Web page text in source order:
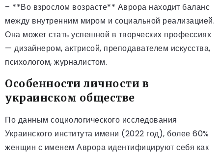
– **Во взрослом возрасте** Аврора находит баланс
между внутренним миром и социальной реализацией.
Она может стать успешной в творческих профессиях
— дизайнером, актрисой, преподавателем искусства,
психологом, журналистом.
Особенности личности в
украинском обществе
По данным социологического исследования
Украинского института имени (2022 год), более 60%
женщин с именем Аврора идентифицируют себя как